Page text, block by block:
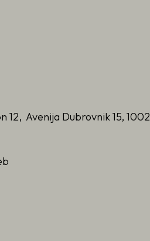
12, Avenija Dubrovnik 15,